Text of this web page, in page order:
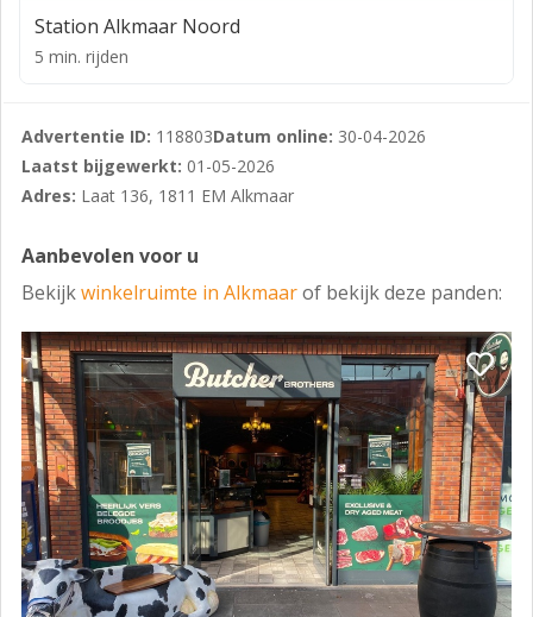
- Staat van oplevering: het gehuurde wordt door
verhuurder aan huurder in huidige staat opgeleverd,
tussen partijen.
- Voorbehoud: definitieve goedkeuring van verhuurder.
Station Alkmaar Noord
5 min. rijden
Advertentie ID: 118803Datum online: 30-04-2026
Laatst bijgewerkt: 01-05-2026
Adres: Laat 136, 1811 EM Alkmaar
Aanbevolen voor u
Bekijkwinkelruimte in Alkmaarof bekijk deze panden: